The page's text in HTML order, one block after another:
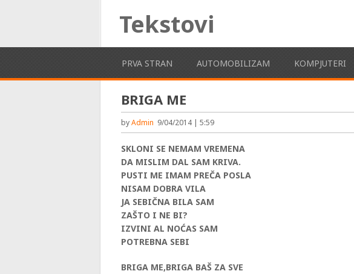
Tekstovi
PRVA STRAN AUTOMOBILIZAM KOMPJUTERI
BRIGA ME
byAdmin 9/04/2014 | 5:59
SKLONI SE NEMAM VREMENA
DA MISLIM DAL SAM KRIVA.
PUSTI ME IMAM PREČA POSLA
NISAM DOBRA VILA
JA SEBIČNA BILA SAM
ZAŠTO I NE BI?
IZVINI AL NOĆAS SAM
POTREBNA SEBI
BRIGA ME,BRIGA BAŠ ZA SVE